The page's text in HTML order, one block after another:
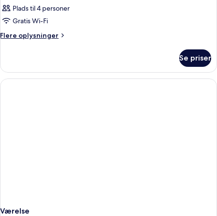
Plads til 4 personer
Gratis Wi-Fi
Flere oplysninger
Flere
Se priser
Værelse